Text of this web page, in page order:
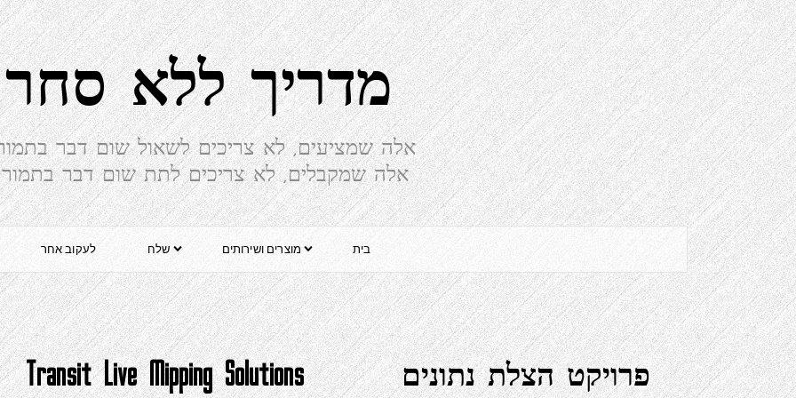
מדריך ללא סחר
אלה שמציעים, לא צריכים לשאול שום דבר
אלה שמקבלים, לא צריכים לתת שום דבר
בית מוצרים ושירותים שלח לעקוב אחר
פרויקט הצלת נתונים Transit Live Mipping Solutions